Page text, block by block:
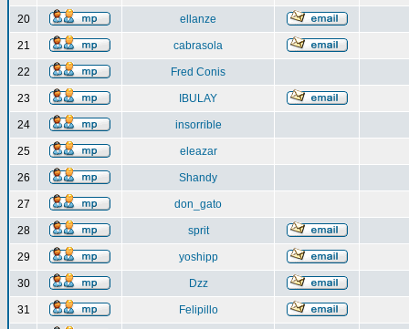
20 ellanze
21 cabrasola
22 Fred Conis
23 IBULAY
24 insorrible
25 eleazar
26 Shandy
27 don_gato
28 sprit
29 yoshipp
30 Dzz
31 Felipillo